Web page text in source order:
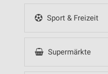
Sport & Freizeit
Supermärkte